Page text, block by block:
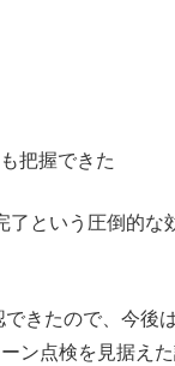
把握できた
了という圧倒的な
きたので、今後
ン点検を見据え